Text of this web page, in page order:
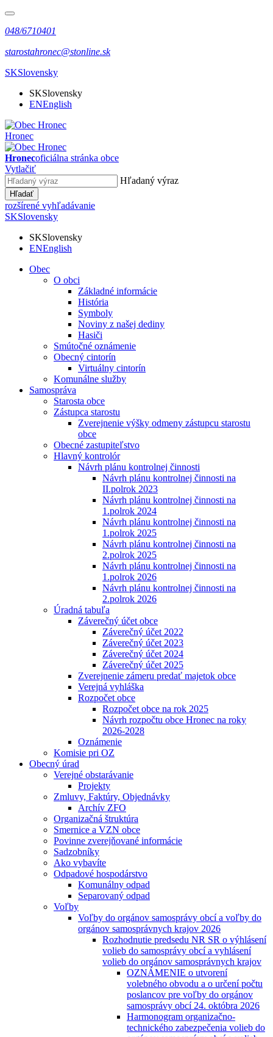
048/6710401
starostahronec@stonline.sk
SKSlovensky
SKSlovensky
ENEnglish
Hronec
Hronecoficiálna stránka obce
Vytlačiť
Hľadaný výraz
Hľadať
rozšírené vyhľadávanie
SKSlovensky
SKSlovensky
ENEnglish
Obec
O obci
Základné informácie
História
Symboly
Noviny z našej dediny
Hasiči
Smútočné oznámenie
Obecný cintorín
Virtuálny cintorín
Komunálne služby
Samospráva
Starosta obce
Zástupca starostu
Zverejnenie výšky odmeny zástupcu starostu
obce
Obecné zastupiteľstvo
Hlavný kontrolór
Návrh plánu kontrolnej činnosti
Návrh plánu kontrolnej činnosti na
II.polrok 2023
Návrh plánu kontrolnej činnosti na
1.polrok 2024
Návrh plánu kontrolnej činnosti na
1.polrok 2025
Návrh plánu kontrolnej činnosti na
2.polrok 2025
Návrh plánu kontrolnej činnosti na
1.polrok 2026
Návrh plánu kontrolnej činnosti na
2.polrok 2026
Úradná tabuľa
Záverečný účet obce
Záverečný účet 2022
Záverečný účet 2023
Záverečný účet 2024
Záverečný účet 2025
Zverejnenie zámeru predať majetok obce
Verejná vyhláška
Rozpočet obce
Rozpočet obce na rok 2025
Návrh rozpočtu obce Hronec na roky
2026-2028
Oznámenie
Komisie pri OZ
Obecný úrad
Verejné obstarávanie
Projekty
Zmluvy, Faktúry, Objednávky
Archív ZFO
Organizačná štruktúra
Smernice a VZN obce
Povinne zverejňované informácie
Sadzobníky
Ako vybavíte
Odpadové hospodárstvo
Komunálny odpad
Separovaný odpad
Voľby
Voľby do orgánov samosprávy obcí a voľby do
orgánov samosprávnych krajov 2026
Rozhodnutie predsedu NR SR o výhlásení
volieb do samosprávy obcí a vyhlásení
volieb do orgánov samosprávnych krajov
OZNÁMENIE o utvorení
volebného obvodu a o určení počtu
poslancov pre voľby do orgánov
samosprávy obcí 24. októbra 2026
Harmonogram organizačno-
technického zabezpečenia volieb do